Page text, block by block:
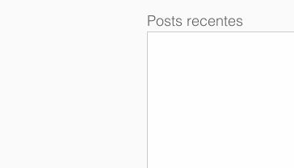
Posts recentes